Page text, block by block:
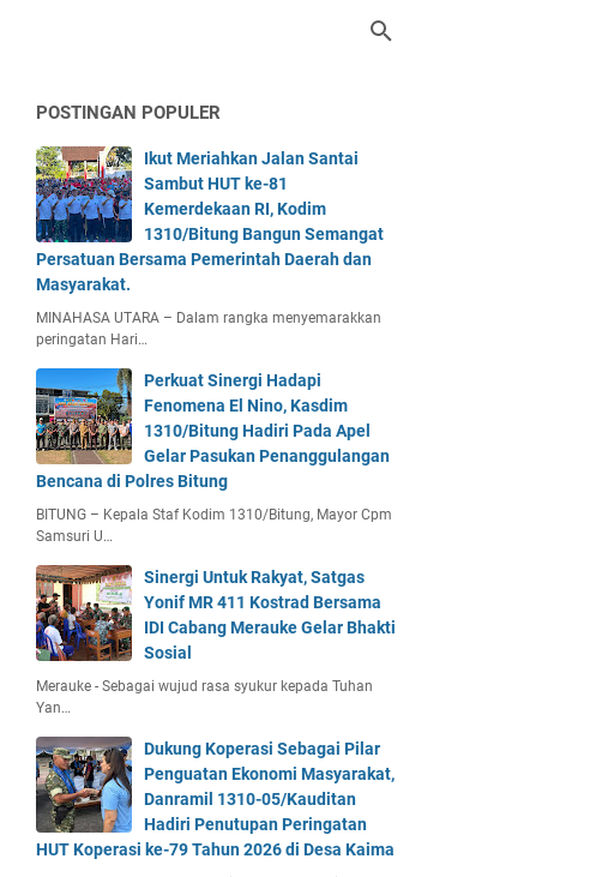
POSTINGAN POPULER
Ikut Meriahkan Jalan Santai
Sambut HUT ke-81
Kemerdekaan RI, Kodim
1310/Bitung Bangun Semangat
Persatuan Bersama Pemerintah Daerah dan
Masyarakat.
MINAHASA UTARA – Dalam rangka menyemarakkan
peringatan Hari…
Perkuat Sinergi Hadapi
Fenomena El Nino, Kasdim
1310/Bitung Hadiri Pada Apel
Gelar Pasukan Penanggulangan
Bencana di Polres Bitung
BITUNG – Kepala Staf Kodim 1310/Bitung, Mayor Cpm
Samsuri U…
Sinergi Untuk Rakyat, Satgas
Yonif MR 411 Kostrad Bersama
IDI Cabang Merauke Gelar Bhakti
Sosial
Merauke - Sebagai wujud rasa syukur kepada Tuhan
Yan…
Dukung Koperasi Sebagai Pilar
Penguatan Ekonomi Masyarakat,
Danramil 1310-05/Kauditan
Hadiri Penutupan Peringatan
HUT Koperasi ke-79 Tahun 2026 di Desa Kaima